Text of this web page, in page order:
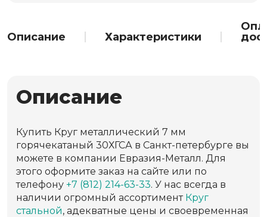
Описание Характеристики
Описание
Купить Круг металлический 7 мм
горячекатаный 30ХГСА в Санкт-петербурге вы
можете в компании Евразия-Металл. Для
этого оформите заказ на сайте или по
телефону +7 (812) 214-63-33. У нас всегда в
наличии огромный ассортимент Круг
стальной, адекватные цены и своевременная